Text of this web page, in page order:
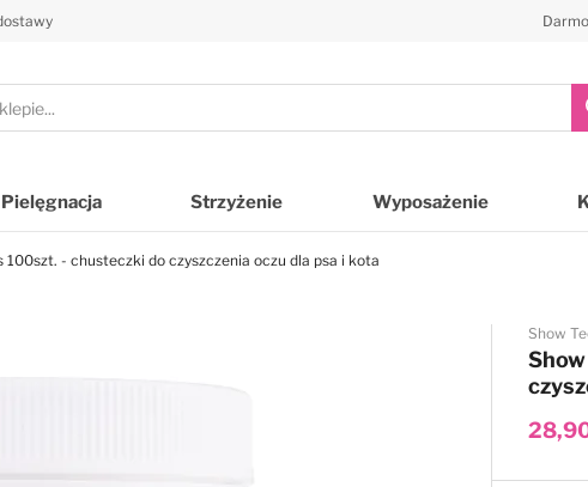
Pielęgnacja Strzyżenie Wyposażenie
100szt. - chusteczki do czyszczenia oczu dla psa i kota
Show